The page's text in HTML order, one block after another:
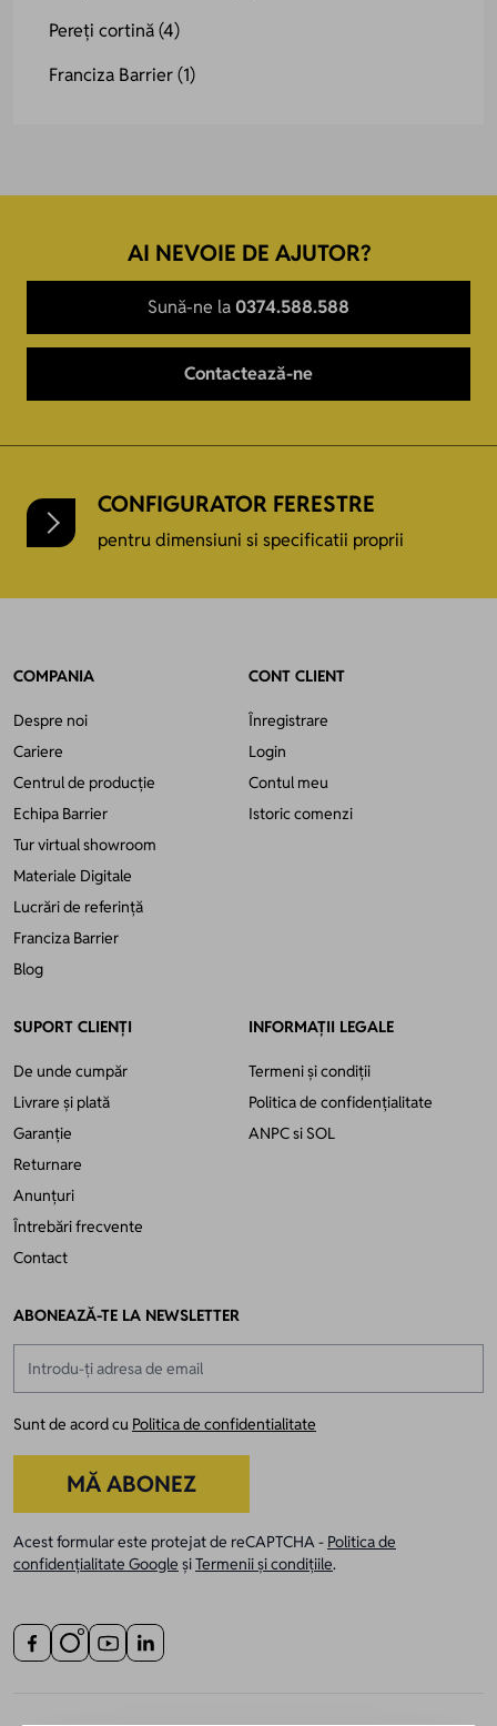
Pereți cortină(4)
Franciza Barrier(1)
AI NEVOIE DE AJUTOR?
Sună-ne la 0374.588.588
Contactează-ne
CONFIGURATOR FERESTRE
pentru dimensiuni si specificatii proprii
COMPANIA
Despre noi
Cariere
Centrul de producție
Echipa Barrier
Tur virtual showroom
Materiale Digitale
Lucrări de referință
Franciza Barrier
Blog
CONT CLIENT
Înregistrare
Login
Contul meu
Istoric comenzi
SUPORT CLIENȚI
De unde cumpăr
Livrare și plată
Garanție
Returnare
Anunțuri
Întrebări frecvente
Contact
INFORMAȚII LEGALE
Termeni și condiții
Politica de confidențialitate
ANPCsi SOL
ABONEAZĂ-TE LA NEWSLETTER
Sunt de acord cu Politica de confidentialitate
MĂ ABONEZ
Acest formular este protejat de reCAPTCHA - Politica de
confidențialitate Google șiTermenii și condițiile.